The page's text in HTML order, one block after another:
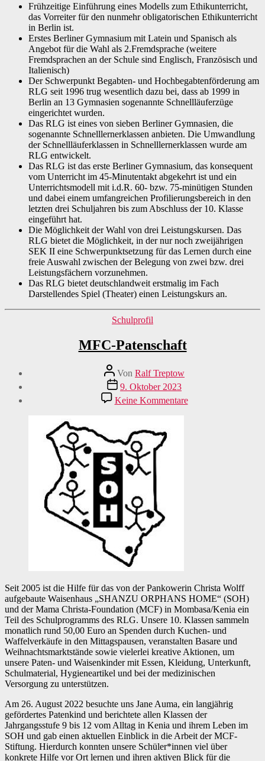
Frühzeitige Einführung eines Modells zum Ethikunterricht,
das Vorreiter für den nunmehr obligatorischen Ethikunterricht
in Berlin ist.
Erstes Berliner Gymnasium mit Latein und Spanisch als
Angebot für die Wahl als 2.Fremdsprache (weitere
Fremdsprachen an der Schule sind Englisch, Französisch und
Italienisch)
Der Schwerpunkt Begabten- und Hochbegabtenförderung am
RLG seit 1996 trug wesentlich dazu bei, dass ab 1999 in
Berlin an 13 Gymnasien sogenannte Schnellläuferzüge
eingerichtet wurden.
Das RLG ist eines von sieben Berliner Gymnasien, die
sogenannte Schnelllernerklassen anbieten. Die Umwandlung
der Schnellläuferklassen in Schnelllernerklassen wurde am
RLG entwickelt.
Das RLG ist das erste Berliner Gymnasium, das konsequent
vom Unterricht im 45-Minutentakt abgekehrt ist und ein
Unterrichtsmodell mit i.d.R. 60- bzw. 75-minütigen Stunden
und dabei einem umfangreichen Profilierungsbereich in den
letzten drei Schuljahren bis zum Abschluss der 10. Klasse
eingeführt hat.
Die Möglichkeit der Wahl von drei Leistungskursen. Das
RLG bietet die Möglichkeit, in der nur noch zweijährigen
SEK II eine Schwerpunktsetzung für das Lernen durch eine
freie Auswahl zwischen der Belegung von zwei bzw. drei
Leistungsfächern vorzunehmen.
Das RLG bietet deutschlandweit erstmalig im Fach
Darstellendes Spiel (Theater) einen Leistungskurs an.
Kategorien
Schulprofil
MFC-Patenschaft
Beitragsautor
Von Ralf Treptow
Veröffentlichungsdatum
9. Oktober 2023
Keine Kommentarezu
MFC-
Seit 2005 ist die Hilfe für das von der Pankowerin Christa Wolff
aufgebaute Waisenhaus „SHANZU ORPHANS HOME“ (SOH)
und der Mama Christa-Foundation (MCF) in Mombasa/Kenia ein
Teil des Schulprogramms des RLG. Unsere 10. Klassen sammeln
monatlich rund 50,00 Euro an Spenden durch Kuchen- und
Waffelverkäufe in den Mittagspausen, veranstalten Basare und
Weihnachtsmarktstände sowie vielerlei kreative Aktionen, um
unsere Paten- und Waisenkinder mit Essen, Kleidung, Unterkunft,
Schulmaterial, Hygieneartikel und bei der medizinischen
Versorgung zu unterstützen.
Am 26. August 2022 besuchte uns Jane Auma, ein langjährig
gefördertes Patenkind und berichtete allen Klassen der
Jahrgangsstufe 9 bis 12 vom Alltag in Kenia und ihrem Leben im
SOH und gab einen aktuellen Einblick in die Arbeit der MCF-
Stiftung. Hierdurch konnten unsere Schüler*innen viel über
konkrete Hilfe vor Ort lernen und ihren aktiven Blick für die